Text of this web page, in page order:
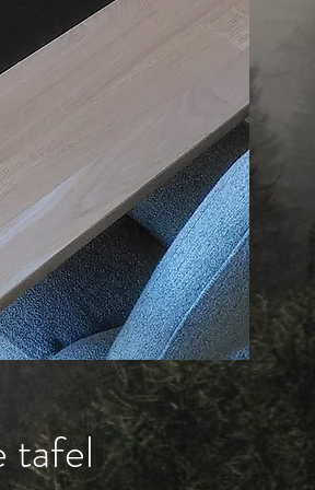
tafel